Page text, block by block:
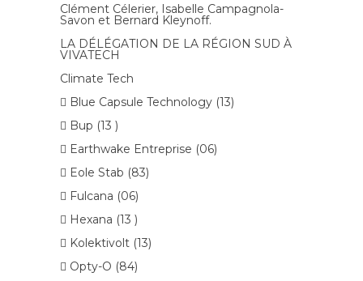
Clément Célerier, Isabelle Campagnola-
Savon et Bernard Kleynoff.
LA DÉLÉGATION DE LA RÉGION SUD À
VIVATECH
Climate Tech
 Blue Capsule Technology (13)
 Bup (13 )
 Earthwake Entreprise (06)
 Eole Stab (83)
 Fulcana (06)
 Hexana (13 )
 Kolektivolt (13)
 Opty-O (84)